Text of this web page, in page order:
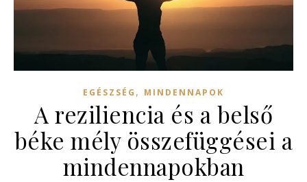
EGÉSZSÉG , MINDENNAPOK
A reziliencia és a belső
béke mély összefüggései a
mindennapokban